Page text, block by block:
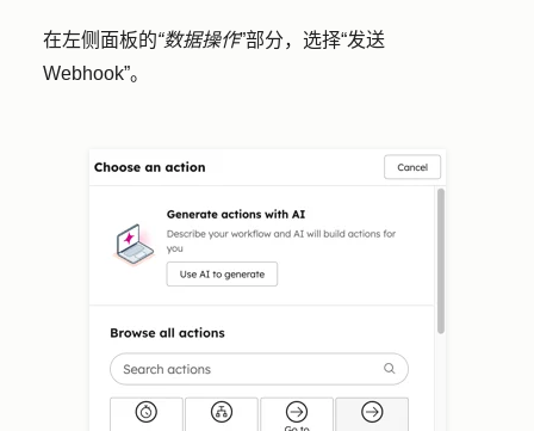
在左侧面板的“数据操作”部分，选择“发送
Webhook”。